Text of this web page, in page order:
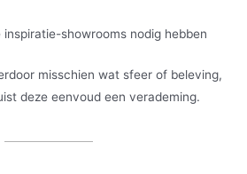
showrooms nodig hebben
misschien wat sfeer of beleving,
deze eenvoud een verademing.